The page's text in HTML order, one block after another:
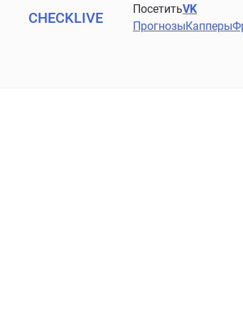
CHECKLIVE
ПосетитьVK
ПрогнозыКапперы